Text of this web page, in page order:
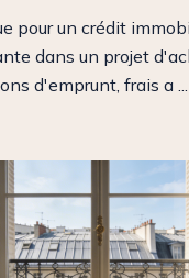
pour un crédit
dans un projet
d'emprunt, frais a ...